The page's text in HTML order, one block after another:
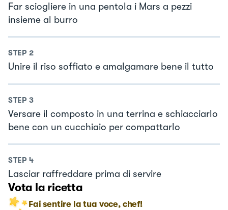
Far sciogliere in una pentola i Mars a pezzi
insieme al burro
STEP 2
Unire il riso soffiato e amalgamare bene il tutto
STEP 3
Versare il composto in una terrina e schiacciarlo
bene con un cucchiaio per compattarlo
STEP 4
Lasciar raffreddare prima di servire
Vota la ricetta
Fai sentire la tua voce, chef!